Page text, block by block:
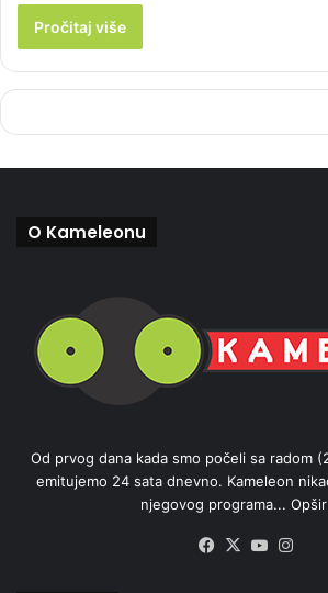
Pročitaj više
O Kameleonu
Od prvog dana kada smo počeli sa radom
emitujemo 24 sata dnevno. Kameleon
njegovog programa...
Facebook
X